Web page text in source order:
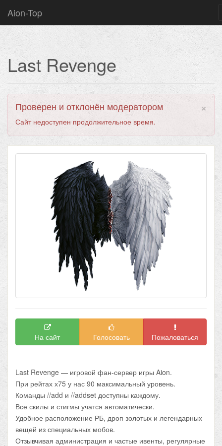
Aion-Top
Last Revenge
×
Проверен и отклонён модератором
Сайт недоступен продолжительное время.
На сайт Голосовать Пожаловаться
Last Revenge — игровой фан-сервер игры Aion.
При рейтах х75 у нас 90 максимальный уровень.
Команды //add и //addset доступны каждому.
Все скилы и стигмы учатся автоматически.
Удобное расположение РБ, дроп золотых и легендарных
вещей из специальных мобов.
Отзывчивая администрация и частые ивенты, регулярные